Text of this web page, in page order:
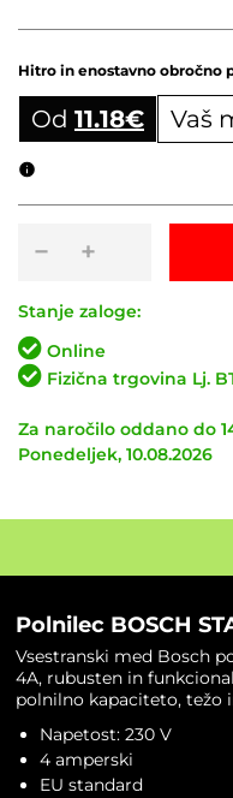
Hitro in enostavno obročno
Od 11.18€ Vaš
−
BOSCH
CHARGER
4A
količina
+
Stanje zaloge:
Online
Fizična trgovina Lj.
Za naročilo oddano do
Ponedeljek, 10.08.2026
Polnilec BOSCH
Vsestranski med Bosch
4A, rubusten in
polnilno kapaciteto, težo
Napetost: 230 V
4 amperski
EU standard